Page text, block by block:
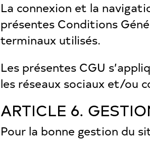
La connexion et la
présentes Conditions
terminaux utilisés.
Les présentes CGU
les réseaux sociaux et/ou
ARTICLE 6.
Pour la bonne gestion du